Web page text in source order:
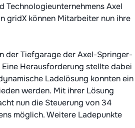
Technologieunternehmens Axel
gridX können Mitarbeiter nun ihre
der Tiefgarage der Axel-Springer-
Herausforderung stellte dabei
Ladelösung konnten ein
werden. Mit ihrer Lösung
nun die Steuerung von 34
möglich. Weitere Ladepunkte